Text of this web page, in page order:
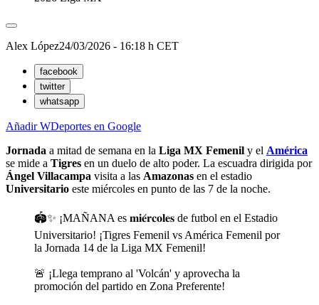
Alex López24/03/2026 - 16:18 h CET
facebook
twitter
whatsapp
Añadir WDeportes en Google
Jornada a mitad de semana en la Liga MX Femenil y el América
se mide a Tigres en un duelo de alto poder. La escuadra dirigida por
Ángel Villacampa visita a las Amazonas en el estadio
Universitario este miércoles en punto de las 7 de la noche.
🏟️✨ ¡MAÑANA es 𝐦𝐢𝐞́𝐫𝐜𝐨𝐥𝐞𝐬 de futbol en el Estadio
Universitario! ¡Tigres Femenil vs América Femenil por
la Jornada 14 de la Liga MX Femenil!
🚨 ¡Llega temprano al 'Volcán' y aprovecha la
promoción del partido en Zona Preferente!